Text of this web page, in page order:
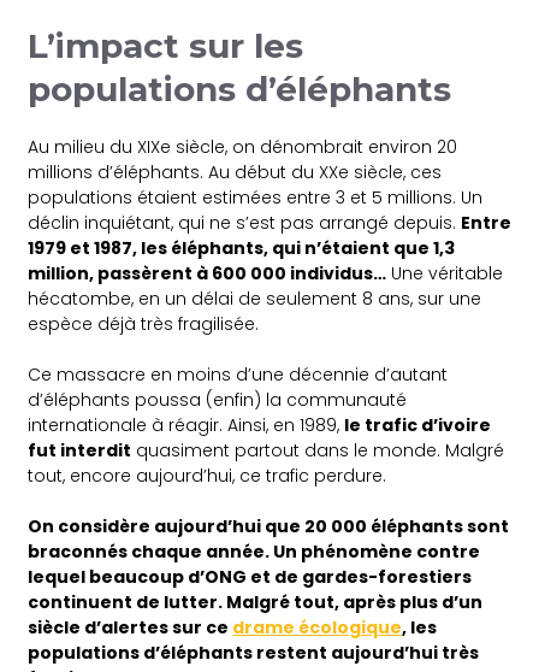
L’impact sur les
populations d’éléphants
Au milieu du XIXe siècle, on dénombrait environ 20
millions d’éléphants. Au début du XXe siècle, ces
populations étaient estimées entre 3 et 5 millions. Un
déclin inquiétant, qui ne s’est pas arrangé depuis. Entre
1979 et 1987, les éléphants, qui n’étaient que 1,3
million, passèrent à 600 000 individus… Une véritable
hécatombe, en un délai de seulement 8 ans, sur une
espèce déjà très fragilisée.
Ce massacre en moins d’une décennie d’autant
d’éléphants poussa (enfin) la communauté
internationale à réagir. Ainsi, en 1989, le trafic d’ivoire
fut interdit quasiment partout dans le monde. Malgré
tout, encore aujourd’hui, ce trafic perdure.
On considère aujourd’hui que 20 000 éléphants sont
braconnés chaque année. Un phénomène contre
lequel beaucoup d’ONG et de gardes-forestiers
continuent de lutter. Malgré tout, après plus d’un
siècle d’alertes sur ce drame écologique, les
populations d’éléphants restent aujourd’hui très